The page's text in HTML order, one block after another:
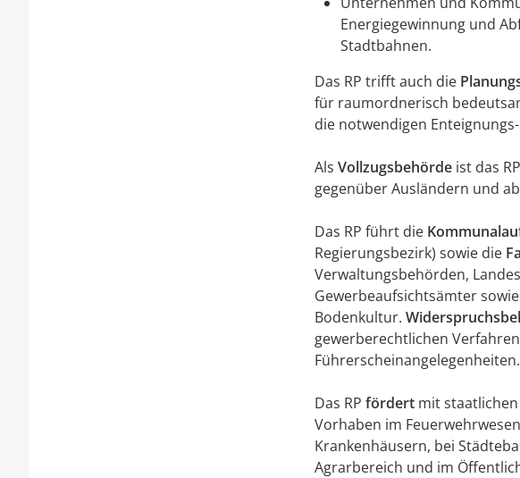
Energiegewinnung und
Stadtbahnen.
Das RP trifft auch die
für raumordnerisch
die notwendigen
Als Vollzugsbehörde ist das
gegenüber Ausländern und
Das RP führt die
Regierungsbezirk) sowie die
Verwaltungsbehörden,
Gewerbeaufsichtsämter
Bodenkultur.
gewerberechtlichen
Führerscheinangelegenheiten.
Das RP fördert mit
Vorhaben im
Krankenhäusern, bei
Agrarbereich und im